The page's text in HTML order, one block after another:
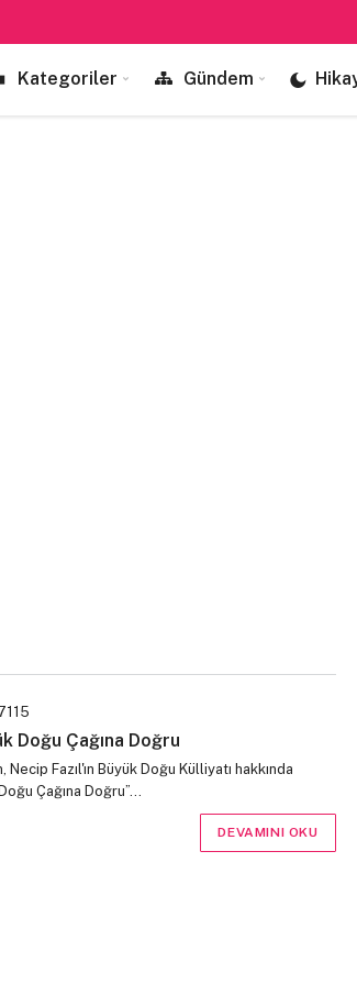
Kategoriler Gündem
Doğu Çağına Doğru
Necip Fazıl'ın Büyük Doğu Külliyatı hakkında
Çağına Doğru”…
DEVAMINI OKU